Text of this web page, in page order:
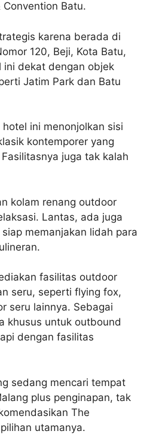
Convention Batu.
karena berada di
120, Beji, Kota Batu,
ini dekat dengan objek
Jatim Park dan Batu
ini menonjolkan sisi
kontemporer yang
juga tak kalah
kolam renang outdoor
Lantas, ada juga
memanjakan lidah para
fasilitas outdoor
seru, seperti flying fox,
seru lainnya. Sebagai
khusus untuk outbound
dengan fasilitas
sedang mencari tempat
plus penginapan, tak
The
utamanya.